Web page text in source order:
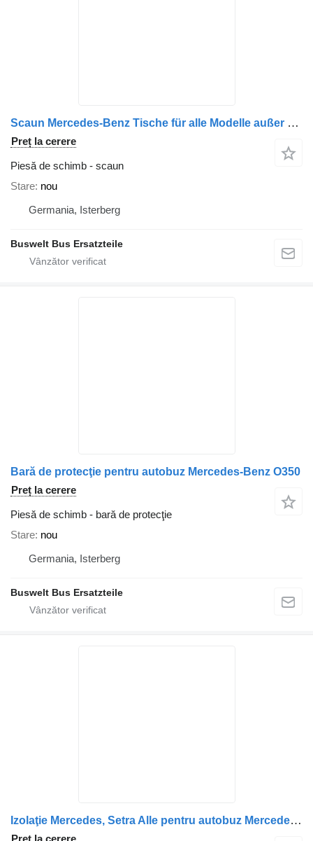
Scaun Mercedes-Benz Tische für alle Modelle außer Citaro und Connecto pentru autobuz Mercedes-Benz Conecto, Integro, Intouro, O350, Tourismo, Travego
Preț la cerere
Piesă de schimb - scaun
Stare nou
Germania, Isterberg
Buswelt Bus Ersatzteile
Bară de protecţie pentru autobuz Mercedes-Benz O350
Preț la cerere
Piesă de schimb - bară de protecţie
Stare nou
Germania, Isterberg
Buswelt Bus Ersatzteile
Izolaţie Mercedes, Setra Alle pentru autobuz Mercedes-Benz Citaro 1, Citaro 2, Conecto, Integro, Intouro, O350, Tourismo, Travego
Preț la cerere